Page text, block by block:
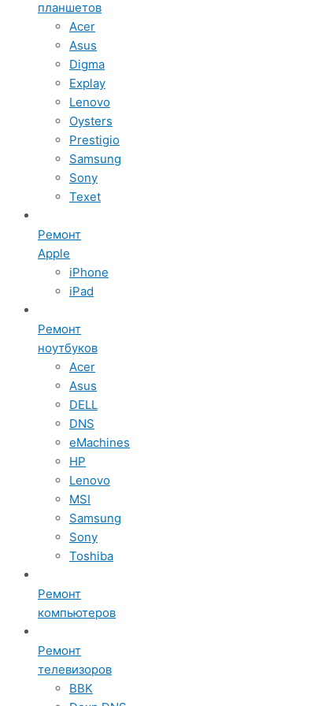
планшетов
Acer
Asus
Digma
Explay
Lenovo
Oysters
Prestigio
Samsung
Sony
Texet
Ремонт
Apple
iPhone
iPad
Ремонт
ноутбуков
Acer
Asus
DELL
DNS
eMachines
HP
Lenovo
MSI
Samsung
Sony
Toshiba
Ремонт
компьютеров
Ремонт
телевизоров
BBK